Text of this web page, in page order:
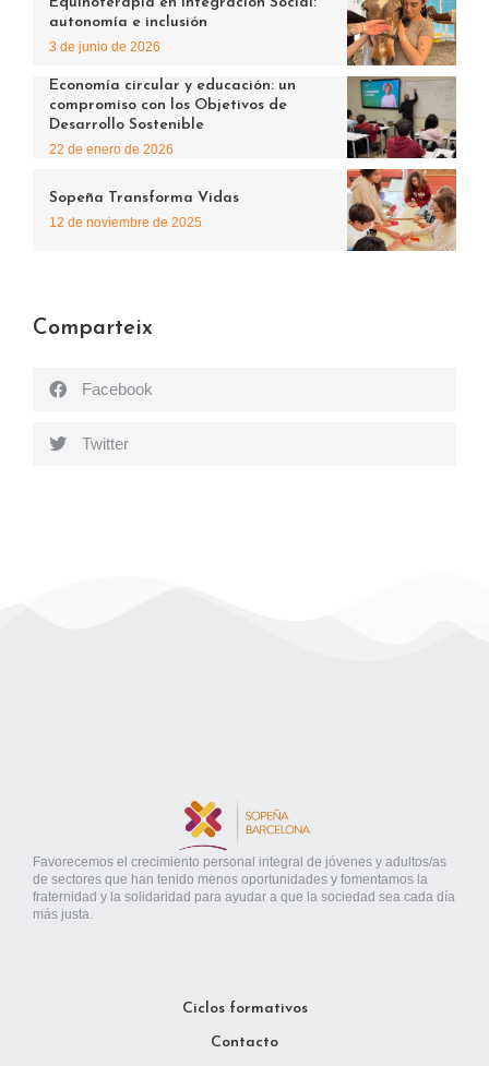
autonomía e inclusión
3 de junio de 2026
Economía circular y educación: un
compromiso con los Objetivos de
Desarrollo Sostenible
22 de enero de 2026
Sopeña Transforma Vidas
12 de noviembre de 2025
Comparteix
Facebook
Twitter
Favorecemos el crecimiento personal integral de jóvenes y adultos/as
de sectores que han tenido menos oportunidades y fomentamos la
fraternidad y la solidaridad para ayudar a que la sociedad sea cada día
más justa.
Ciclos formativos
Contacto